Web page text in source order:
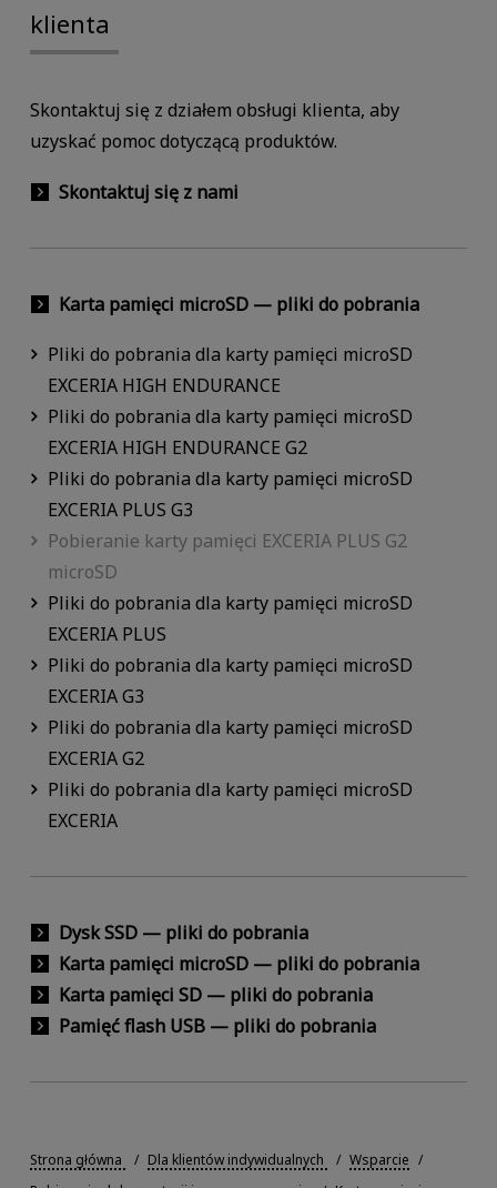
klienta
Skontaktuj się z działem obsługi klienta, aby
uzyskać pomoc dotyczącą produktów.
Skontaktuj się z nami
Karta pamięci microSD — pliki do pobrania
Pliki do pobrania dla karty pamięci microSD
EXCERIA HIGH ENDURANCE
Pliki do pobrania dla karty pamięci microSD
EXCERIA HIGH ENDURANCE G2
Pliki do pobrania dla karty pamięci microSD
EXCERIA PLUS G3
Pobieranie karty pamięci EXCERIA PLUS G2
microSD
Pliki do pobrania dla karty pamięci microSD
EXCERIA PLUS
Pliki do pobrania dla karty pamięci microSD
EXCERIA G3
Pliki do pobrania dla karty pamięci microSD
EXCERIA G2
Pliki do pobrania dla karty pamięci microSD
EXCERIA
Dysk SSD — pliki do pobrania
Karta pamięci microSD — pliki do pobrania
Karta pamięci SD — pliki do pobrania
Pamięć flash USB — pliki do pobrania
Strona główna Dla klientów indywidualnych
Wsparcie